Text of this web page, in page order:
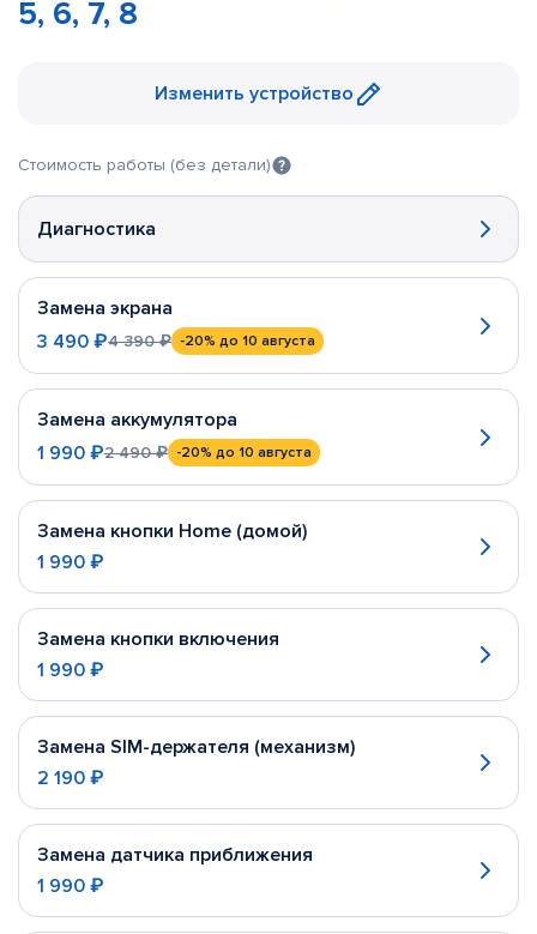
5, 6, 7, 8
Изменить устройство
Стоимость работы (без детали)
Диагностика
Замена экрана
3 490 ₽4 390 ₽ -20% до 10 августа
Замена аккумулятора
1 990 ₽2 490 ₽ -20% до 10 августа
Замена кнопки Home (домой)
1 990 ₽
Замена кнопки включения
1 990 ₽
Замена SIM-держателя (механизм)
2 190 ₽
Замена датчика приближения
1 990 ₽